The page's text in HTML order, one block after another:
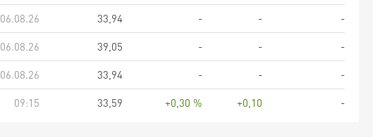
06.08.26 33,94 - -
-
06.08.26 39,05 - -
-
06.08.26 33,94 - -
-
09:15 33,59 +0,30 % +0,10 -